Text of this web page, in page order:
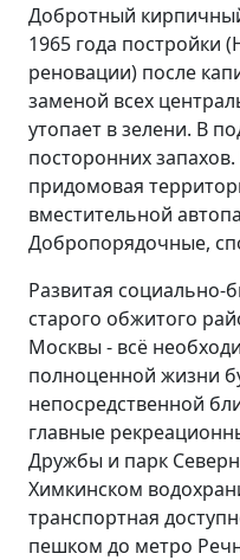
Добротный
1965 года постройки
реновации) после
заменой всех
утопает в зелени. В
посторонних
придомовая
вместительной
Добропорядочные,
Развитая социально-
старого обжитого
Москвы - всё
полноценной жизни
непосредственной
главные
Дружбы и парк
Химкинском
транспортная
пешком до метро